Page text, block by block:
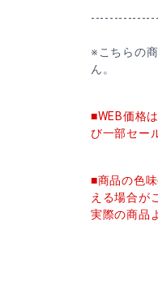
※こちらの
ん。
■WEB価格
び一部セー
■商品の色
える場合が
実際の商品